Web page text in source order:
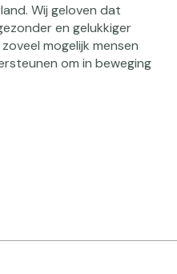
Wij geloven dat
en gelukkiger
mogelijk mensen
om in beweging